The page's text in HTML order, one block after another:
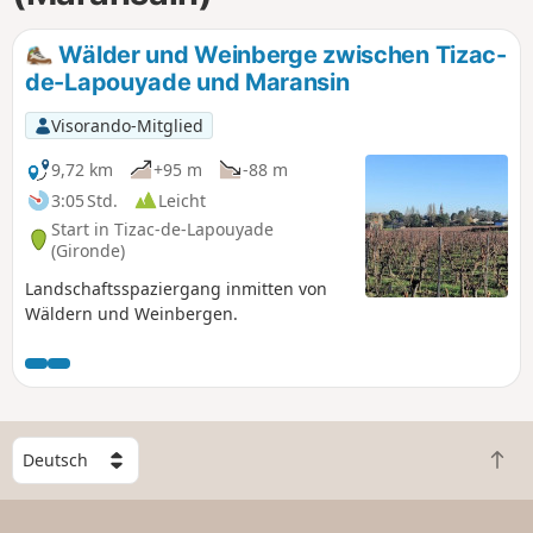
Wälder und Weinberge zwischen Tizac-
de-Lapouyade und Maransin
Visorando-Mitglied
9,72 km
+95 m
-88 m
3:05 Std.
Leicht
Start in Tizac-de-Lapouyade
(Gironde)
Landschaftsspaziergang inmitten von
Wäldern und Weinbergen.
W
ä
h
Z
u